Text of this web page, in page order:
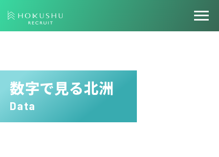
menu
数字で見る北洲
Data